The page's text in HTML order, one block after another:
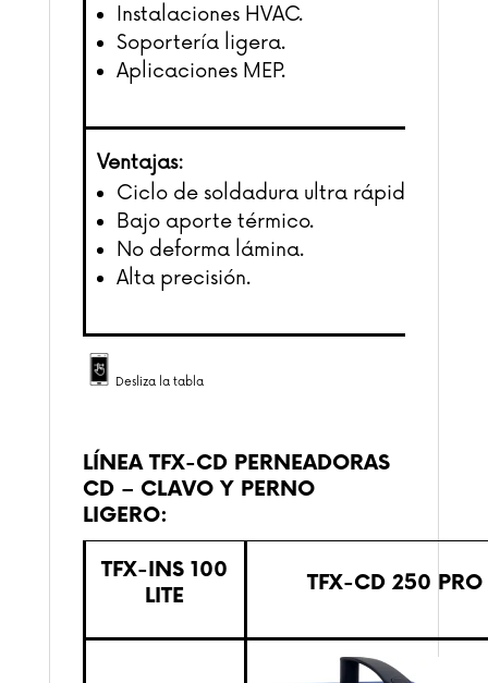
Instalaciones HVAC.
Soportería ligera.
Aplicaciones MEP.
Ventajas:
Ciclo de soldadura ultra rápido.
Bajo aporte térmico.
No deforma lámina.
Alta precisión.
Desliza la tabla
LÍNEA TFX-CD PERNEADORAS
CD – CLAVO Y PERNO
LIGERO:
TFX-INS 100
LITE
TFX-CD 250 PRO